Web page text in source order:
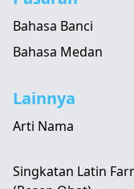
Bahasa Banci
Bahasa Medan
Lainnya
Arti Nama
Singkatan Latin